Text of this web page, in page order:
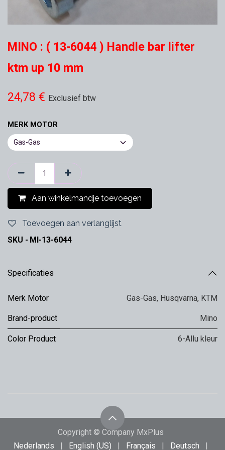
MINO : ( 13-6044 ) Handle bar lifter
ktm up 10 mm
24,78 € Exclusief btw
MERK MOTOR
Aan winkelmandje toevoegen
Toevoegen aan verlanglijst
SKU - MI-13-6044
Specificaties
Merk Motor Gas-Gas, Husqvarna, KTM
Brand-product Mino
Color Product 6-Allu kleur
Copyright © Company MxPlus
Nederlands
| English (US) | Français | Deutsch |